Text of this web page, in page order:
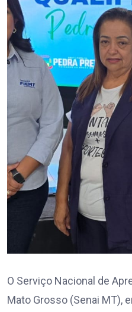
O Serviço Nacional de
Mato Grosso (Senai MT),